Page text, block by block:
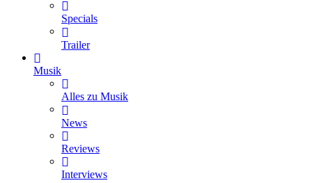
Specials
Trailer
Musik
Alles zu Musik
News
Reviews
Interviews